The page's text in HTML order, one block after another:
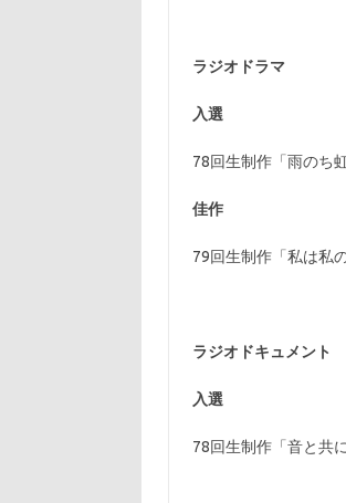
ラジオドラマ
入選
78回生制作「雨のち虹
佳作
79回生制作「私は私
ラジオドキュメント
入選
78回生制作「音と共